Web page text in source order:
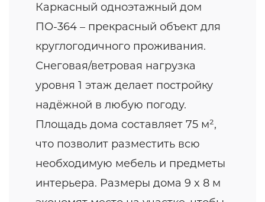
Каркасный одноэтажный дом
ПО-364 – прекрасный объект для
круглогодичного проживания.
Снеговая/ветровая нагрузка
уровня 1 этаж делает постройку
надёжной в любую погоду.
Площадь дома составляет 75 м²,
что позволит разместить всю
необходимую мебель и предметы
интерьера. Размеры дома 9 x 8 м